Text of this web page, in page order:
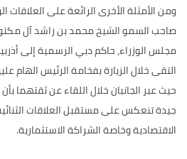
ومن الأمثلة الأخرى الرائعة على العلاقات
صاحب السمو الشيخ محمد بن راشد آل
التقى خلال الزيارة بفخامة الرئيس الهام
حيث عبر الجانبان خلال اللقاء عن ثقتهما
جيدة تنعكس على مستقبل العلاقات
الاقتصادية وخاصة الشراكة الاستثمارية.